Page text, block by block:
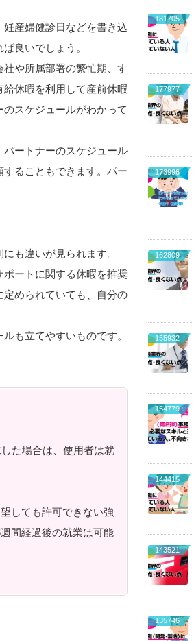
産婦健診日などを書き込
良いでしょう。
や所属部署の繁忙期、す
休暇を利用して産前休暇
スケジュールがわかって
ートナーのスケジュール
ることもできます。パー
も違いが見られます。
ートに関する休暇を推奨
められていても、自分の
も立てやすいものです。
た場合は、使用者は就
しても許可できない強
間経過後の就業は可能
181705
177977
173996
162809
155932
154779
144415
143521
135746